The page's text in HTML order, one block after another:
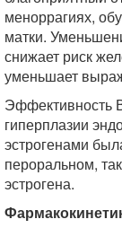
меноррагиях,
матки.
снижает риск
уменьшает
гиперплазии
эстрогенами
пероральном,
эстрогена.